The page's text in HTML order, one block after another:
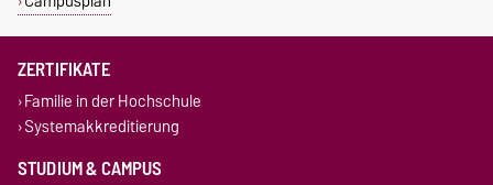
ZERTIFIKATE
Familie in der Hochschule
Systemakkreditierung
STUDIUM & CAMPUS